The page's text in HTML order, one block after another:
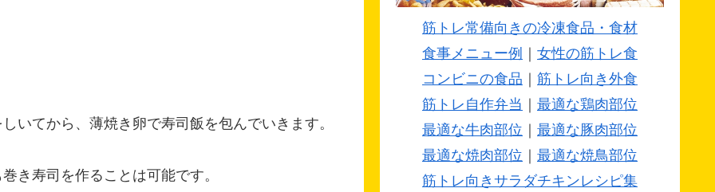
いてから、薄焼き卵で寿司飯を包んでいきます。
き寿司を作ることは可能です。
筋トレ常備向きの冷凍食品・食材
食事メニュー例
女性の筋トレ食
コンビニの食品
筋トレ向き外食
筋トレ自作弁当
最適な鶏肉部位
最適な牛肉部位
最適な豚肉部位
最適な焼肉部位
最適な焼鳥部位
筋トレ向きサラダチキンレシピ集